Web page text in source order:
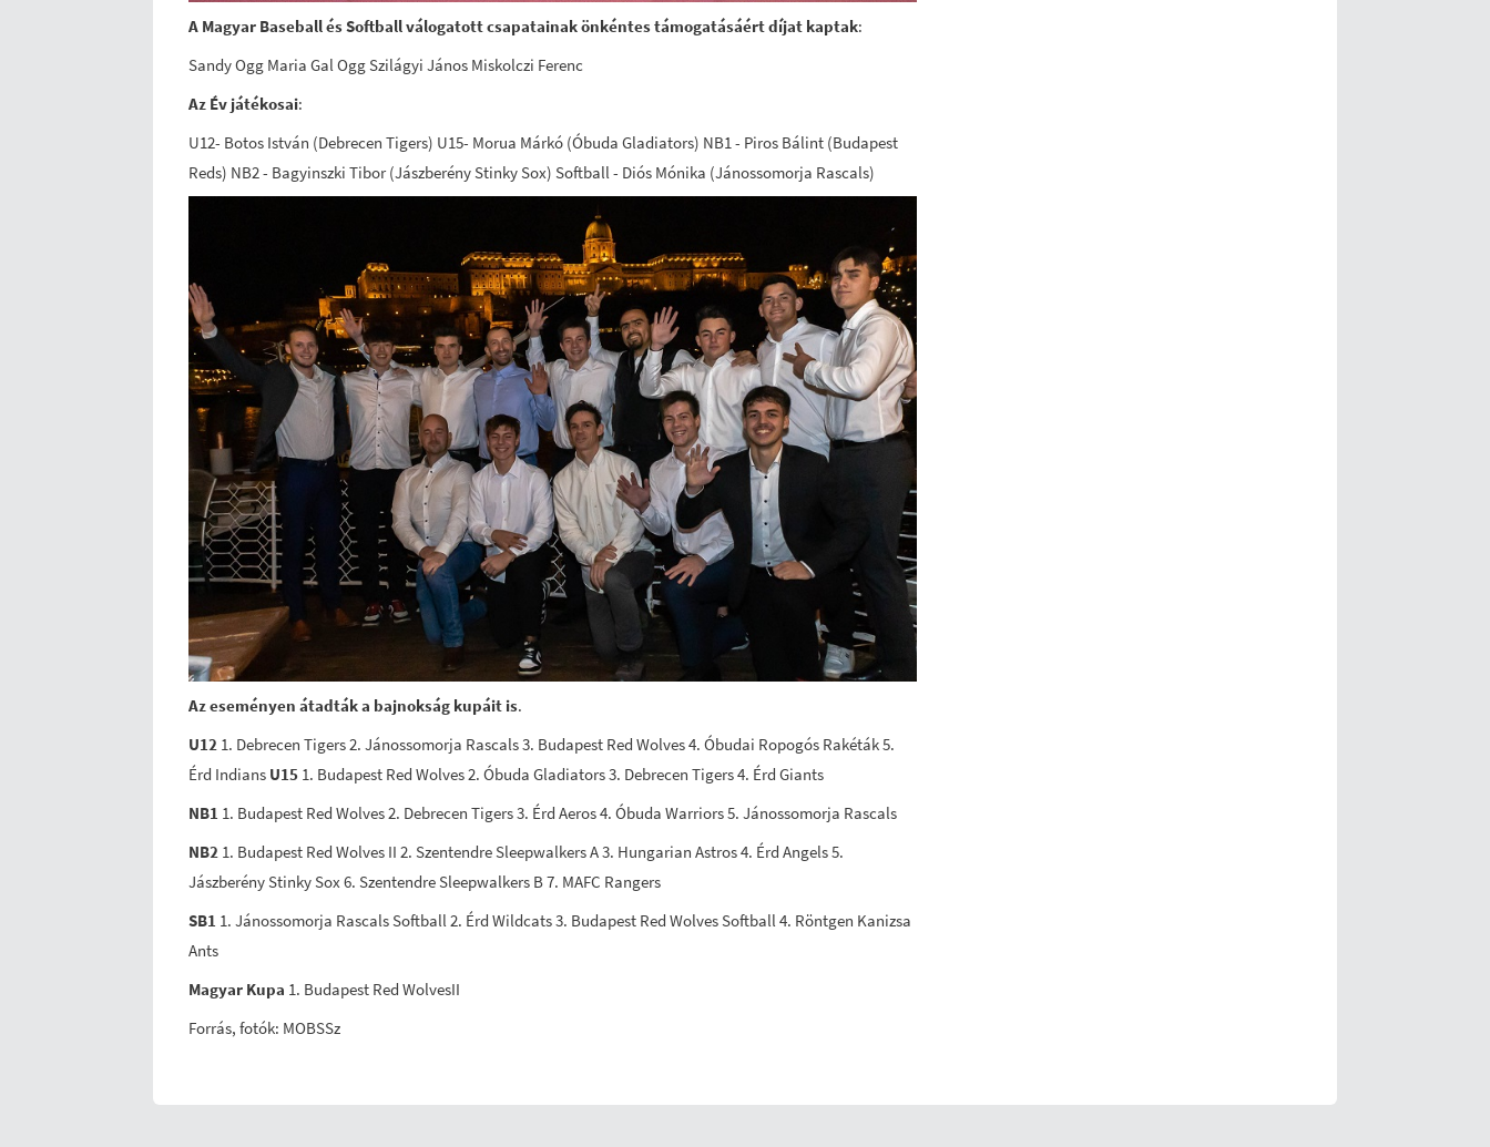
A Magyar Baseball és Softball válogatott csapatainak önkéntes támogatásáért díjat kaptak:
Sandy Ogg Maria Gal Ogg Szilágyi János Miskolczi Ferenc
Az Év játékosai:
U12- Botos István (Debrecen Tigers) U15- Morua Márkó (Óbuda Gladiators) NB1 - Piros Bálint (Budapest
Reds) NB2 - Bagyinszki Tibor (Jászberény Stinky Sox) Softball - Diós Mónika (Jánossomorja Rascals)
Az eseményen átadták a bajnokság kupáit is.
U12 1. Debrecen Tigers 2. Jánossomorja Rascals 3. Budapest Red Wolves 4. Óbudai Ropogós Rakéták 5.
Érd Indians U15 1. Budapest Red Wolves 2. Óbuda Gladiators 3. Debrecen Tigers 4. Érd Giants
NB1 1. Budapest Red Wolves 2. Debrecen Tigers 3. Érd Aeros 4. Óbuda Warriors 5. Jánossomorja Rascals
NB2 1. Budapest Red Wolves II 2. Szentendre Sleepwalkers A 3. Hungarian Astros 4. Érd Angels 5.
Jászberény Stinky Sox 6. Szentendre Sleepwalkers B 7. MAFC Rangers
SB1 1. Jánossomorja Rascals Softball 2. Érd Wildcats 3. Budapest Red Wolves Softball 4. Röntgen Kanizsa
Ants
Magyar Kupa 1. Budapest Red WolvesII
Forrás, fotók: MOBSSz